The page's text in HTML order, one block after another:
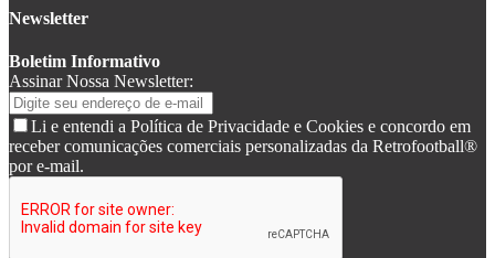
Newsletter
Boletim Informativo
Assinar Nossa Newsletter:
Li e entendi a Política de Privacidade e Cookies e concordo em
receber comunicações comerciais personalizadas da Retrofootball®
por e-mail.